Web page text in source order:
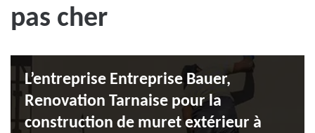
pas cher
L’entreprise Entreprise Bauer,
Renovation Tarnaise pour la
construction de muret extérieur à